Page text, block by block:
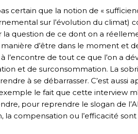
certain que la notion de «
sur l’évolution du climat)
la question de ce dont on a
manière d’être dans le moment et
l’encontre de tout ce que l’on a
et de surconsommation. La
à se débarrasser. C’est
le fait que cette interview
pour reprendre le slogan de
la compensation ou l’efficacité